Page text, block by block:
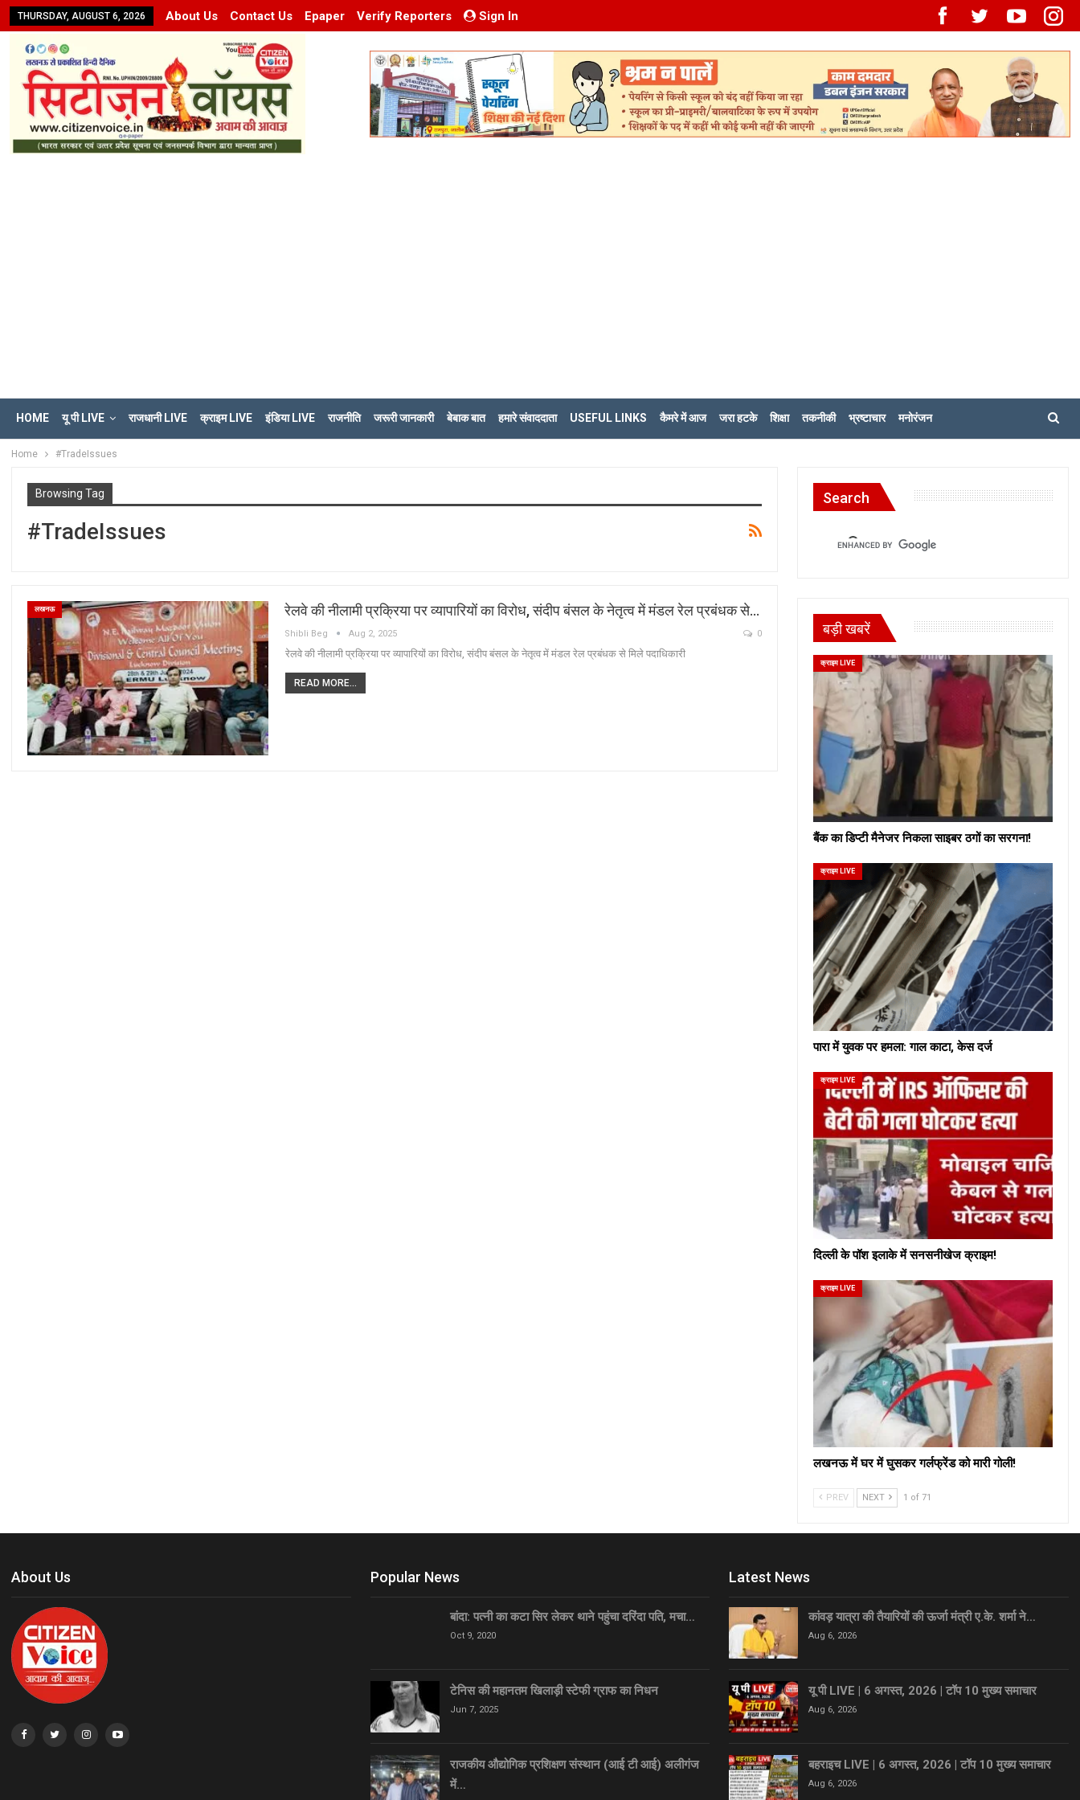
THURSDAY, AUGUST 6, 2026 About Us Contact Us Epaper Verify Reporters Sign In
HOME यू पी LIVE राजधानी LIVE क्राइम LIVE इंडिया LIVE राजनीति जरूरी जानकारी बेबाक बात हमारे संवाददाता USEFUL LINKS कैमरे में आज जरा हटके शिक्षा तकनीकी भ्रष्टाचार मनोरंजन
Home #TradeIssues
Browsing Tag
#TradeIssues
लखनऊ रेलवे की नीलामी प्रक्रिया पर व्यापारियों का विरोध, संदीप बंसल के नेतृत्व में मंडल रेल प्रबंधक से…
Shibli Beg Aug 2, 2025 0
रेलवे की नीलामी प्रक्रिया पर व्यापारियों का विरोध, संदीप बंसल के नेतृत्व में मंडल रेल प्रबंधक से मिले पदाधिकारी
READ MORE...
Search
बड़ी खबरें
क्राइम LIVE
बैंक का डिप्टी मैनेजर निकला साइबर ठगों का सरगना!
क्राइम LIVE
पारा में युवक पर हमला: गाल काटा, केस दर्ज
क्राइम LIVE
दिल्ली के पॉश इलाके में सनसनीखेज क्राइम!
क्राइम LIVE
लखनऊ में घर में घुसकर गर्लफ्रेंड को मारी गोली!
PREV NEXT 1 of 71
About Us Popular News
बांदा: पत्नी का कटा सिर लेकर थाने पहुंचा दरिंदा पति, मचा…
Oct 9, 2020
टेनिस की महानतम खिलाड़ी स्टेफी ग्राफ का निधन
Jun 7, 2025
राजकीय औद्योगिक प्रशिक्षण संस्थान (आई टी आई) अलीगंज
में…
Latest News
कांवड़ यात्रा की तैयारियों की ऊर्जा मंत्री ए.के. शर्मा ने…
Aug 6, 2026
यू पी LIVE | 6 अगस्त, 2026 | टॉप 10 मुख्य समाचार
Aug 6, 2026
बहराइच LIVE | 6 अगस्त, 2026 | टॉप 10 मुख्य समाचार
Aug 6, 2026